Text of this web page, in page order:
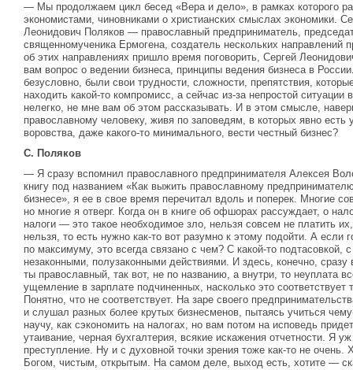
— Мы продолжаем цикл бесед «Вера и дело», в рамках которого
экономистами, чиновниками о христианских смыслах экономики.
Леонидович Поляков — православный предприниматель,
священномученика Ермогена, создатель нескольких направлений
об этих направлениях пришло время поговорить, Сергей
вам вопрос о ведении бизнеса, принципы ведения бизнеса в
безусловно, были свои трудности, сложности, препятствия,
находить какой-то компромисс, а сейчас из-за непростой
нелегко, не мне вам об этом рассказывать. И в этом смысле,
православному человеку, живя по заповедям, в которых явно есть
воровства, даже какого-то минимального, вести честный бизнес?
С. Поляков
— Я сразу вспомнил православного предпринимателя Алексея
книгу под названием «Как выжить православному
бизнесе», я ее в свое время перечитал вдоль и поперек. Многие
но многие я отверг. Когда он в книге об офшорах рассуждает, о
налоги — это такое необходимое зло, нельзя совсем не платить
нельзя, то есть нужно как-то вот разумно к этому подойти. А если
по максимуму, это всегда связано с чем? С какой-то подтасовкой,
незаконными, полузаконными действиями. И здесь, конечно, сразу
ты православный, так вот, не по названию, а внутри, то неуплата
ущемление в зарплате подчиненных, насколько это соответствует
Понятно, что не соответствует. На заре своего
и слушал разных более крутых бизнесменов, пытаясь учиться
научу, как сэкономить на налогах, но вам потом на исповедь
утаивание, черная бухгалтерия, всякие искажения отчетности. Я
преступление. Ну и с духовной точки зрения тоже как-то не
Богом, чистым, открытым. На самом деле, выход есть, хотите —